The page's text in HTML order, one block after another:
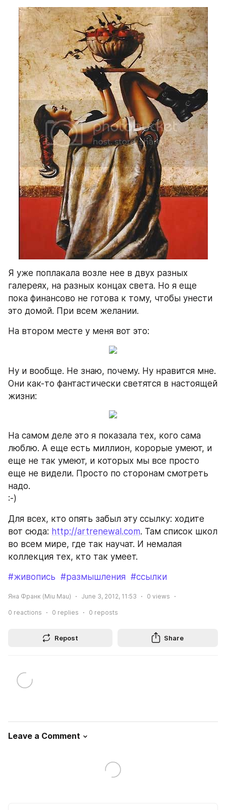
Я уже поплакала возле нее в двух разных
галереях, на разных концах света. Но я еще
пока финансово не готова к тому, чтобы унести
это домой. При всем желании.
На втором месте у меня вот это:
Ну и вообще. Не знаю, почему. Ну нравится мне.
Они как-то фантастически светятся в настоящей
жизни:
На самом деле это я показала тех, кого сама
люблю. А еще есть миллион, корорые умеют, и
еще не так умеют, и которых мы все просто
еще не видели. Просто по сторонам смотреть
надо.
:-)
Для всех, кто опять забыл эту ссылку: ходите
вот сюда: http://artrenewal.com. Там список школ
во всем мире, где так научат. И немалая
коллекция тех, кто так умеет.
#живопись #размышления #ссылки
Яна Франк (Miu Mau) June 3, 2012, 11:53 0 views
0 reactions 0 replies 0 reposts
Repost Share
Leave a Comment